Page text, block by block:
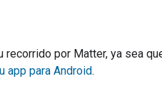
recorrido por Matter, ya sea
app para Android.